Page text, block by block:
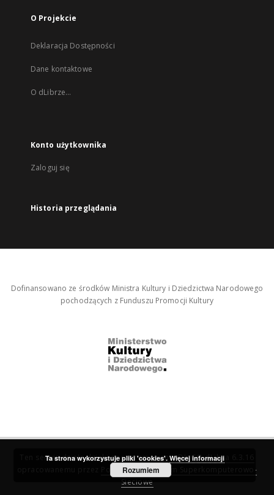
O Projekcie
Deklaracja Dostępności
Dane kontaktowe
O dLibrze...
Konto użytkownika
Zaloguj się
Historia przeglądania
Dofinansowano ze środków Ministra Kultury i Dziedzictwa Narodowego
pochodzących z Funduszu Promocji Kultury
Ten serwis działa dzięki oprogramowaniuDInGO dLibra 6.3.16
Poznańskie Centrum Superkomputerowo-
Sieciowe
Ta strona wykorzystuje pliki 'cookies'. Więcej informacji
Rozumiem